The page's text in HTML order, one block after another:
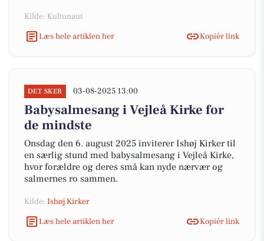
Kilde: Kultunaut
Læs hele artiklen her
Kopiér link
DET SKER 03-08-2025 13:00
Babysalmesang i Vejleå Kirke for
de mindste
Onsdag den 6. august 2025 inviterer Ishøj Kirker til
en særlig stund med babysalmesang i Vejleå Kirke,
hvor forældre og deres små kan nyde nærvær og
salmernes ro sammen.
Kilde: Ishøj Kirker
Læs hele artiklen her
Kopiér link